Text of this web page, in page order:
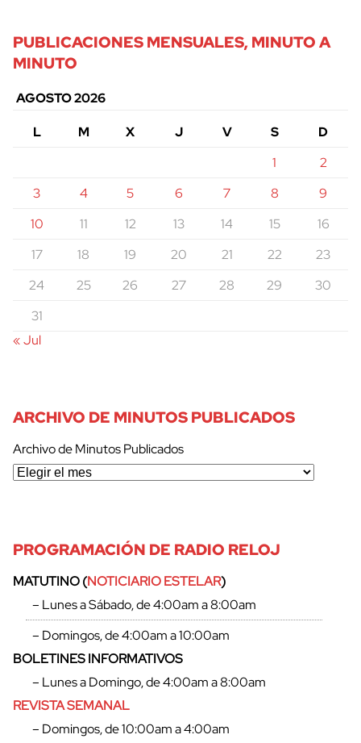
PUBLICACIONES MENSUALES, MINUTO A
MINUTO
AGOSTO 2026
L
M X J V S
D
1
2
3
4 5 6 7 8
9
10
11 12 13 14 15
16
17
18 19 20 21 22
23
24
25 26 27 28 29
30
31
« Jul
ARCHIVO DE MINUTOS PUBLICADOS
Archivo de Minutos Publicados
PROGRAMACIÓN DE RADIO RELOJ
MATUTINO (NOTICIARIO ESTELAR)
– Lunes a Sábado, de 4:00am a 8:00am
– Domingos, de 4:00am a 10:00am
BOLETINES INFORMATIVOS
– Lunes a Domingo, de 4:00am a 8:00am
REVISTA SEMANAL
– Domingos, de 10:00am a 4:00am